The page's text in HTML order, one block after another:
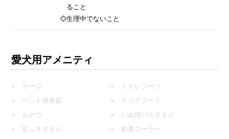
ること
◇生理中でないこと
愛犬用アメニティ
× ケージ
× トイレシーツ
× ペット用食器
× ドッグフード
× おやつ
× いぬ用バスタオル
× 足ふきタオル
× 粘着ローラー